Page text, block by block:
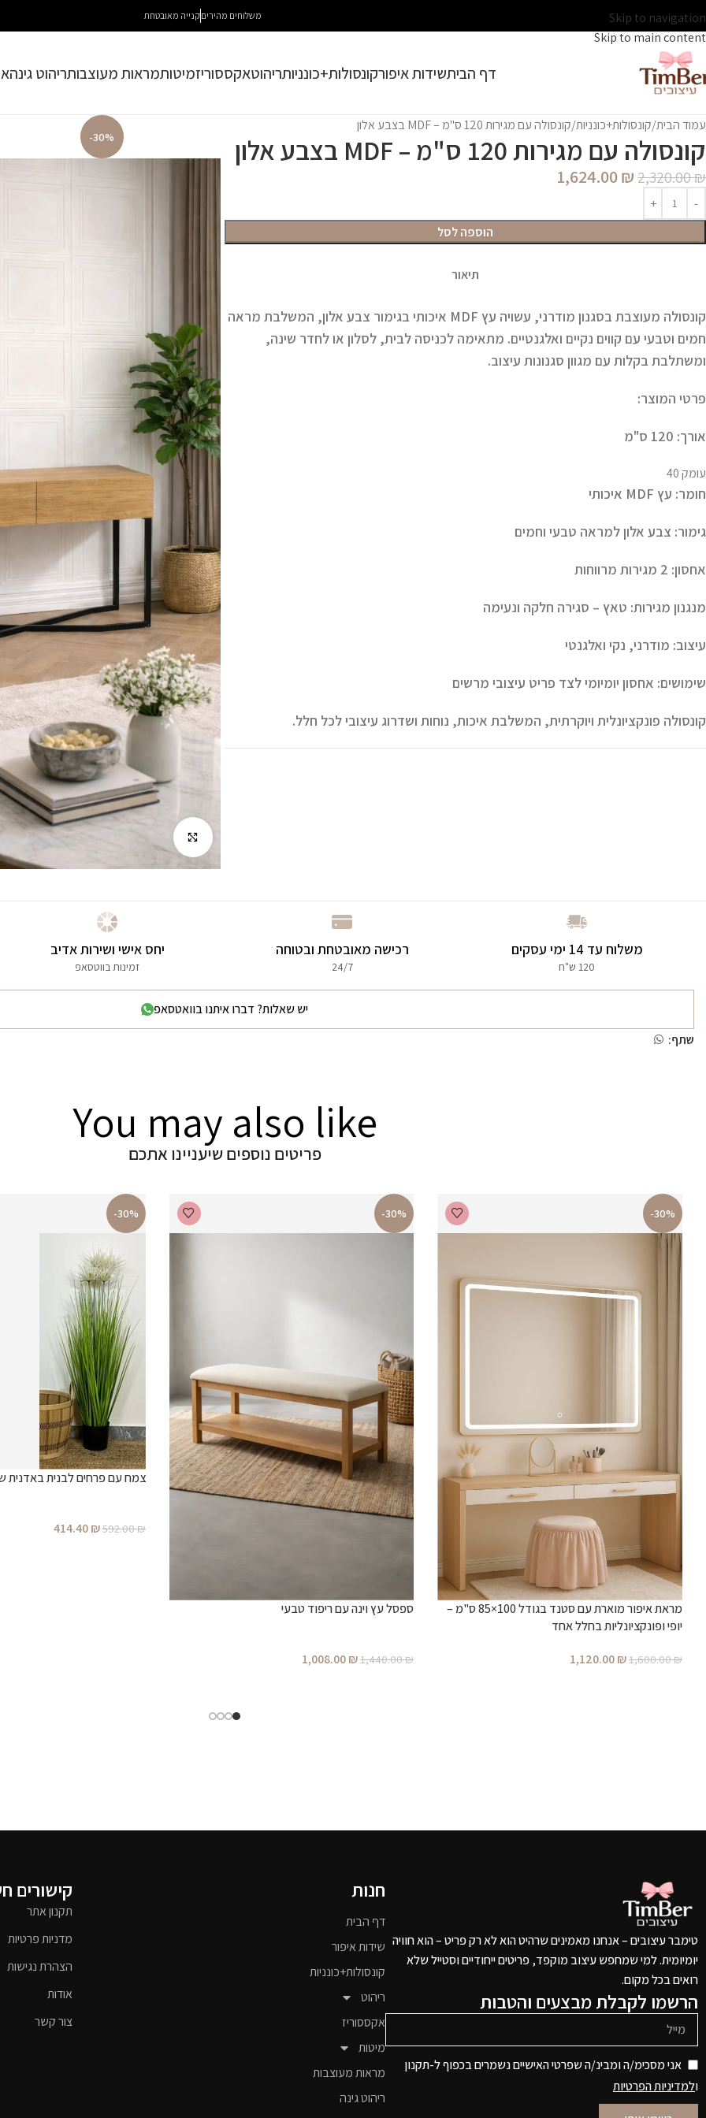
Skip to navigation
Skip to main content
משלוחים מהיריםקנייה מאובטחת
דף הביתשידות איפורקונסולות+כונניותריהוטאקססוריזמיטותמראות מעוצבותריהוט גינה
עמוד הבית קונסולות+כונניות קונסולה עם מגירות 120 ס"מ – MDF בצבע אלון
קונסולה עם מגירות 120 ס"מ – MDF בצבע אלון
2,320.00₪
1,624.00₪
הוספה לסל
תיאור
קונסולה מעוצבת בסגנון מודרני, עשויה עץ MDF איכותי בגימור צבע אלון
, המשלבת מראה
חמים וטבעי עם קווים נקיים ואלגנטיים. מתאימה לכניסה לבית, לסלון או לחדר שינה,
ומשתלבת בקלות עם מגוון סגנונות עיצוב.
פרטי המוצר:
אורך:
עומק 40
חומר: עץ MDF איכותי
גימור: צבע אלוןלמראה טבעי וחמים
אחסון: 2 מגירות מרווחות
מנגנון מגירות: טאץ – סגירה חלקה ונעימה
עיצוב: מודרני, נקי ואלגנטי
שימושים: אחסון יומיומי לצד פריט עיצובי מרשים
קונסולה פונקציונלית ויוקרתית, המשלבת איכות, נוחות ושדרוג עיצובי לכל חלל.
-30%
משלוח עד 14 ימי עסקים
120 ש"ח
רכישה מאובטחת ובטוחה
24/7
יחס אישי ושירות אדיב
זמינות בווטסאפ
יש שאלות? דברו איתנו בוואטסאפ
שתף:
You may also like
פריטים נוספים שיעניינו אתכם
-30%
מראת איפור מוארת עם סטנד בגודל 100×85 ס"מ –
יופי ופונקציונליות בחלל אחד
1,600.00₪
1,120.00₪
-30%
ספסל עץ וינה עם ריפוד טבעי
1,440.00₪
1,008.00₪
-30%
צמח עם פרחים לבנית באדנית
592.00₪
414.40₪
טימבר עיצובים – אנחנו מאמינים שרהיט הוא לא רק פריט – הוא חוויה
יומיומית. למי שמחפש עיצוב מוקפד, פריטים ייחודיים וסטייל שלא
רואים בכל מקום.
הרשמו לקבלת מבצעים והטבות
אני מסכימ/ה ומבינ/ה שפרטי האישיים נשמרים בכפוף ל-תקנון
ולמדיניות הפרטיות
חנות
דף הבית
שידות איפור
קונסולות+כונניות
ריהוט
אקססוריז
מיטות
מראות מעוצבות
ריהוט גינה
קישורים
תקנון אתר
מדניות פרטיות
הצהרת נגישות
אודות
צור קשר